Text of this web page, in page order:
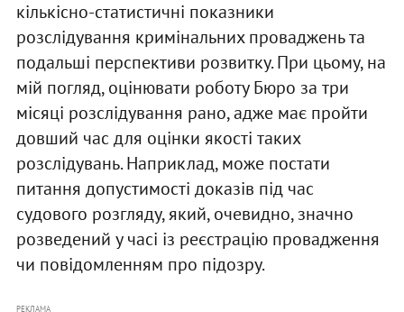
кількісно-статистичні показники
розслідування кримінальних проваджень та
подальші перспективи розвитку. При цьому, на
мій погляд, оцінювати роботу Бюро за три
місяці розслідування рано, адже має пройти
довший час для оцінки якості таких
розслідувань. Наприклад, може постати
питання допустимості доказів під час
судового розгляду, який, очевидно, значно
розведений у часі із реєстрацію провадження
чи повідомленням про підозру.
РЕКЛАМА